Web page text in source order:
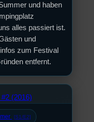
und haben
alles passiert ist.
und
zum Festival
entfernt.
[S1/E2]